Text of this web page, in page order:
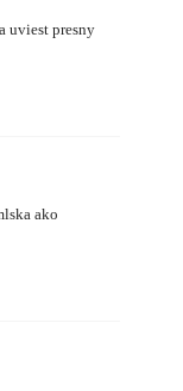
uviest presny
ako